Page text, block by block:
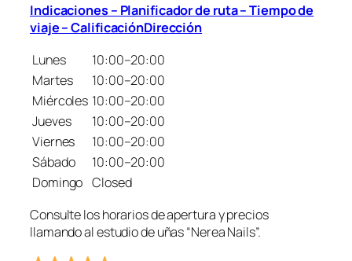
Indicaciones – Planificador de ruta – Tiempo de
viaje – CalificaciónDirección
Lunes
10:00–20:00
Martes
10:00–20:00
Miércoles 10:00–20:00
Jueves
10:00–20:00
Viernes
10:00–20:00
Sábado
10:00–20:00
Domingo Closed
Consulte los horarios de apertura y precios
llamando al estudio de uñas “Nerea Nails”.